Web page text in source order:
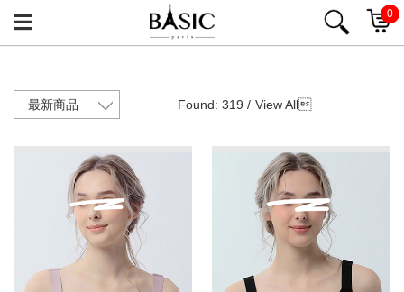
0
Found: 319 / View All